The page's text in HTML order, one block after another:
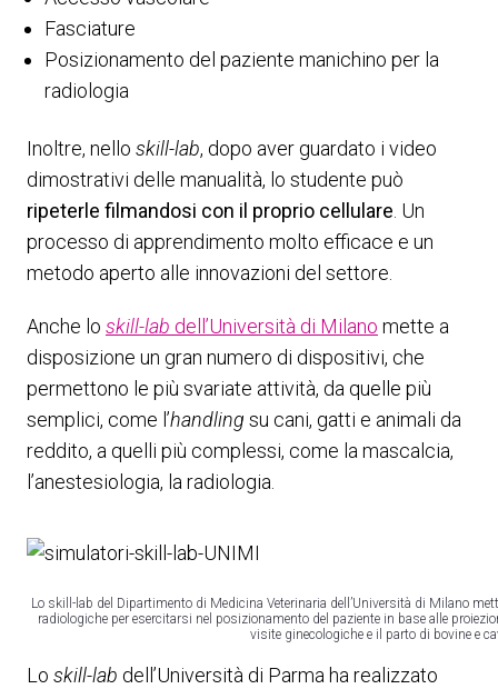
Fasciature
Posizionamento del paziente manichino per la
radiologia
Inoltre, nello skill-lab, dopo aver guardato i video
dimostrativi delle manualità, lo studente può
ripeterle filmandosi con il proprio cellulare. Un
processo di apprendimento molto efficace e un
metodo aperto alle innovazioni del settore.
Anche lo skill-lab dell’Università di Milano mette a
disposizione un gran numero di dispositivi, che
permettono le più svariate attività, da quelle più
semplici, come l’handling su cani, gatti e animali da
reddito, a quelli più complessi, come la mascalcia,
l’anestesiologia, la radiologia.
Lo skill-lab del Dipartimento di Medicina Veterinaria dell’Università di Milano
radiologiche per esercitarsi nel posizionamento del paziente in base alle
visite ginecologiche e il parto di bovine e
Lo skill-lab dell’Università di Parma ha realizzato